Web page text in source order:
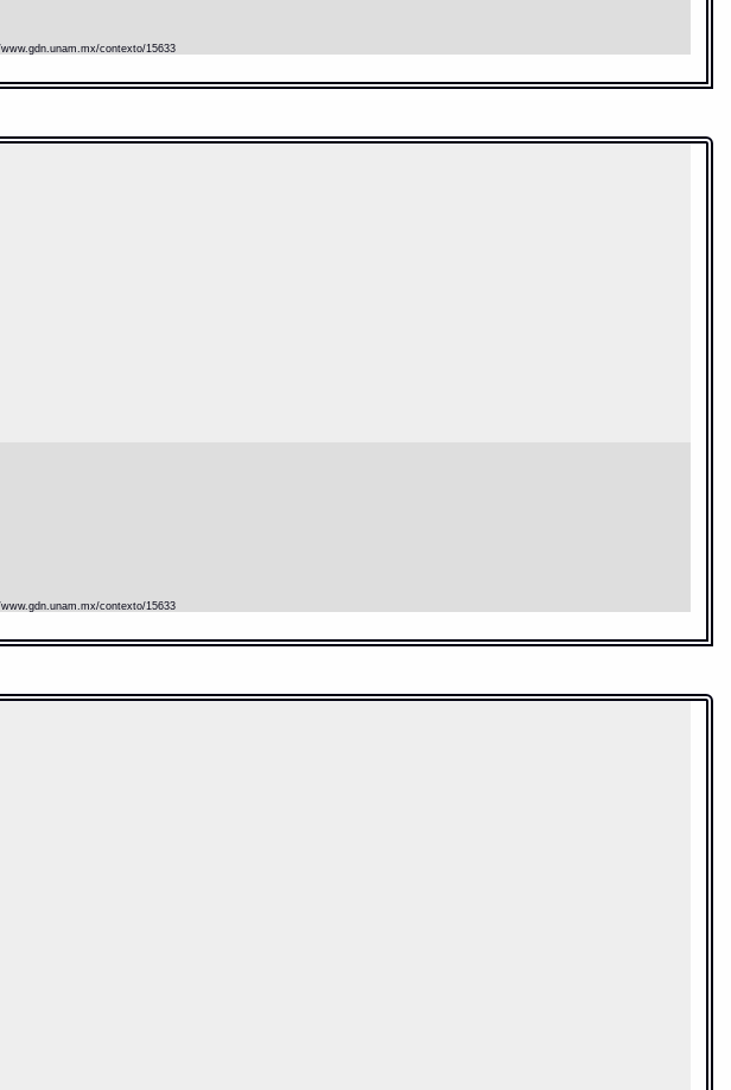
contexto/15633
contexto/15633